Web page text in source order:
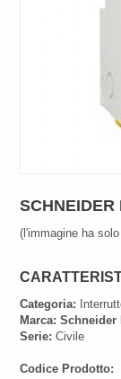
SCHNEIDER
(l'immagine ha
Categoria:
Marca: Schneider
Serie: Civile
Codice Prodotto: